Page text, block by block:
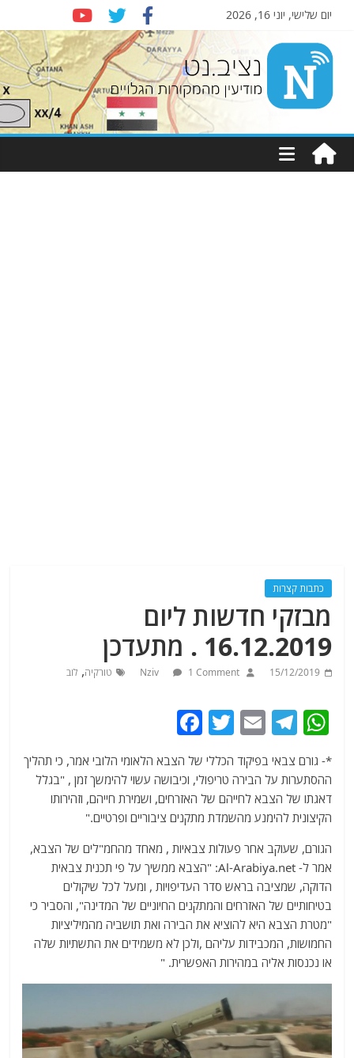
יום שלישי, יוני 16, 2026
Nziv.net
מודיעין
מהמקורות
כתבות קצרות
מבזקי חדשות ליום
16.12.2019 . מתעדכן
15/12/2019
Nziv 1 Comment טורקיה, לוב
W
at
s
A
p
p
T
e
g
ra
m
E
m
ai
l
T
w
itt
er
c
e
b
o
o
k
*- גורם צבאי בפיקוד הכללי של הצבא הלאומי הלובי אמר, כי תהליך
ההסתערות על הבירה טריפולי, וכיבושה עשוי להימשך זמן , "בגלל
דאגתו של הצבא לחייהם של האזרחים, ושמירת חייהם, וזהירותו
הקיצונית להימנע מהשמדת מתקנים ציבוריים ופרטיים."
הגורם, שעוקב אחר פעולות צבאיות , מאחד מהחמ"לים של הצבא,
אמר ל- Al-Arabiya.net: "הצבא ממשיך על פי תכנית צבאית
הדוקה, שמציבה בראש סדר העדיפויות , ומעל לכל שיקולים
בטיחותיים של האזרחים והמתקנים החיוניים של המדינה", והסביר כי
"מטרת הצבא היא להוציא את הבירה ואת תושביה מהמיליציות
החמושות, המכבידות עליהם ,ולכן לא משמידים את התשתיות שלה
או נכנסות אליה במהירות האפשרית. "